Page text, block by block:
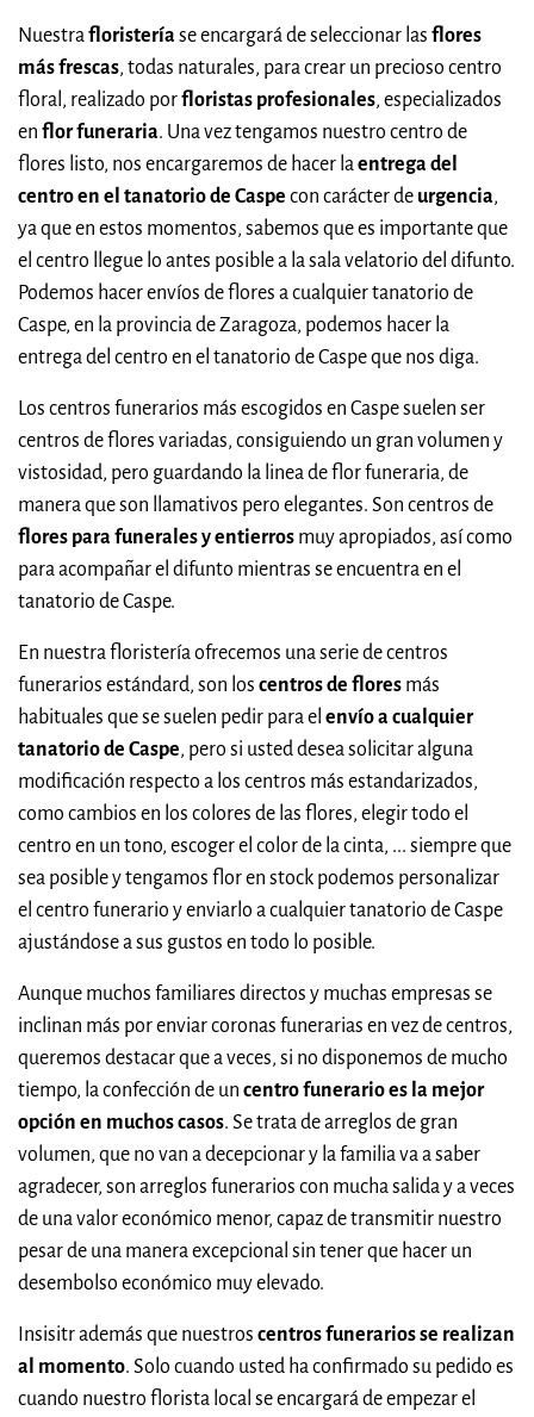
Nuestrafloristeríase encargará de seleccionar las flores
más frescas, todas naturales, para crear un precioso centro
floral, realizado porfloristas profesionales, especializados
en flor funeraria. Una vez tengamos nuestro centro de
flores listo, nos encargaremos de hacer laentrega del
centro en el tanatorio de Caspe con carácter de urgencia,
ya que en estos momentos, sabemos que es importante que
el centro llegue lo antes posible a la sala velatorio del difunto.
Podemos hacer envíos de flores a cualquier tanatorio de
Caspe, en la provincia de Zaragoza, podemos hacer la
entrega del centro en el tanatorio de Caspe que nos diga.
Los centros funerarios más escogidos en Caspe suelen ser
centros de flores variadas, consiguiendo un gran volumen y
vistosidad, pero guardando la linea de flor funeraria, de
manera que son llamativos pero elegantes. Son centros de
flores para funerales y entierros muy apropiados, así como
para acompañar el difunto mientras se encuentra en el
tanatorio de Caspe.
En nuestra floristería ofrecemos una serie de centros
funerarios estándard, son los centros de flores más
habituales que se suelen pedir para el envío a cualquier
tanatorio de Caspe, pero si usted desea solicitar alguna
modificación respecto a los centros más estandarizados,
como cambios en los colores de las flores, elegir todo el
centro en un tono, escoger el color de la cinta, ... siempre que
sea posible y tengamos flor en stock podemos personalizar
el centro funerario y enviarlo a cualquier tanatorio de Caspe
ajustándose a sus gustos en todo lo posible.
Aunque muchos familiares directos y muchas empresas se
inclinan más por enviar coronas funerarias en vez de centros,
queremos destacar que a veces, si no disponemos de mucho
tiempo, la confección de un centro funerario es la mejor
opción en muchos casos. Se trata de arreglos de gran
volumen, que no van a decepcionar y la familia va a saber
agradecer, son arreglos funerarios con mucha salida y a veces
de una valor económico menor, capaz de transmitir nuestro
pesar de una manera excepcional sin tener que hacer un
desembolso económico muy elevado.
Insisitr además que nuestros centros funerarios se realizan
al momento. Solo cuando usted ha confirmado su pedido es
cuando nuestro florista local se encargará de empezar el